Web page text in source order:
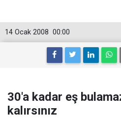
00:00
14 Ocak 2008
30'a kadar eş
kalırsınız